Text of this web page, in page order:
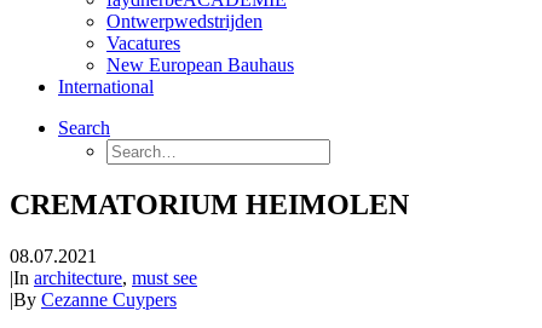
Ontwerpwedstrijden
Vacatures
New European Bauhaus
International
Search
CREMATORIUM HEIMOLEN
08.07.2021
|In architecture, must see
|By Cezanne Cuypers